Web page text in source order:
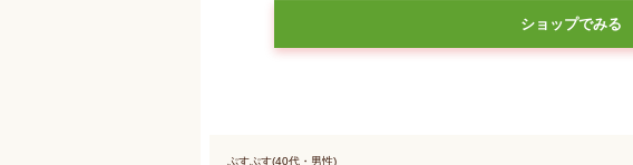
ショップでみる
ぷすぷす(40代・男性)